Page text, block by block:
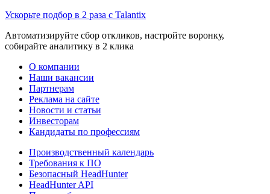
Ускорьте подбор в 2 раза с Talantix
Автоматизируйте сбор откликов, настройте воронку,
собирайте аналитику в 2 клика
О компании
Наши вакансии
Партнерам
Реклама на сайте
Новости и статьи
Инвесторам
Кандидаты по профессиям
Производственный календарь
Требования к ПО
Безопасный HeadHunter
HeadHunter API